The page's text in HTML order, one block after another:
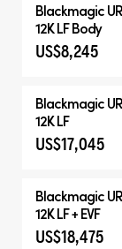
Blackmagic
12K LF Body
US$8,245
Blackmagic
12K LF
US$17,045
Blackmagic
12K LF + EVF
US$18,475